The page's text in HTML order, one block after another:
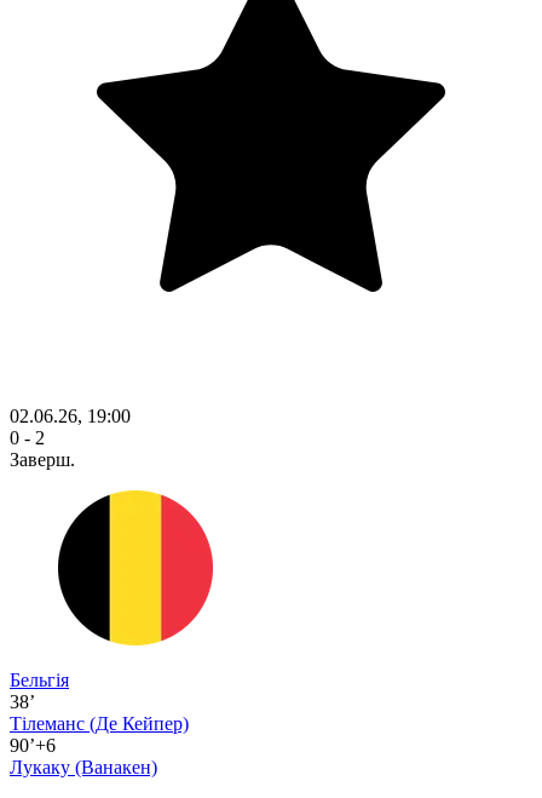
02.06.26, 19:00
0 - 2
Заверш.
Бельгія
38’
Тілеманс (Де Кейпер)
90’+6
Лукаку (Ванакен)